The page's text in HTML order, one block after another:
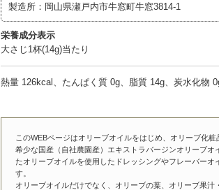
製造所：岡山県瀬戸内市牛窓町牛窓3814-1
栄養成分表示
大さじ1杯(14g)当たり
熱量 126kcal、たんぱく質 0g、脂質 14g、炭水化物
このWEBページはオリーブオイルをはじめ、オリーブ化粧
希少な国産（自社農園産）エキストラバージンオリーブ
たオリーブオイルを使用したドレッシングやフレーバー
す。
オリーブオイルだけでなく、オリーブの葉、オリーブ果